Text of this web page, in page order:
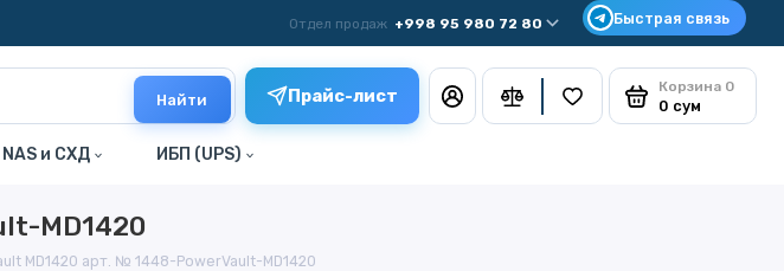
Отдел продаж +998 95 980 72 80
Найти Прайс-лист Корзина 0
0 сум
NAS и СХД ИБП (UPS)
MD1420
MD1420 арт. № 1448-PowerVault-MD1420